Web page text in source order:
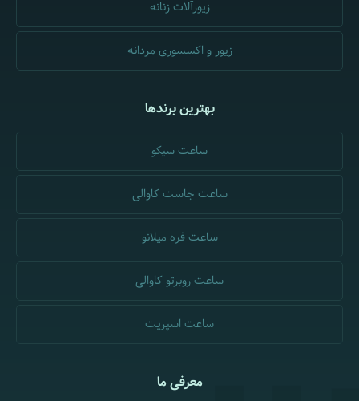
زیورآلات زنانه
زیور و اکسسوری مردانه
بهترین برندها
ساعت سیکو
ساعت جاست کاوالی
ساعت فره میلانو
ساعت روبرتو کاوالی
ساعت اسپریت
معرفی ما